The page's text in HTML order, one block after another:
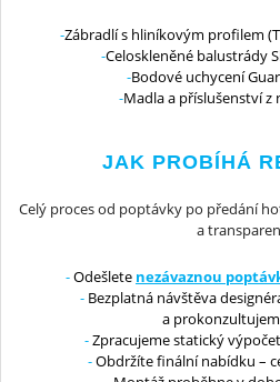
Zábradlí s hliníkovým profilem
Celoskleněné balustrády
Bodové uchycení
Madla a příslušenství z
JAK PROBÍHÁ
Celý proces od poptávky po předání
a
Odešlete nezávaznou
Bezplatná návštěva
a
Zpracujeme statický
Obdržíte finální nabídku –